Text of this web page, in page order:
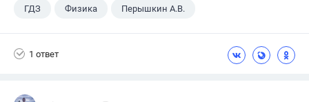
ГДЗ Физика Перышкин А.В.
1 ответ